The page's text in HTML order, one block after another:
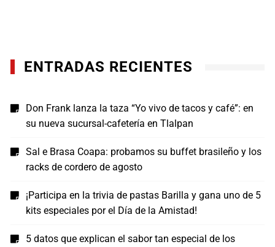
ENTRADAS RECIENTES
Don Frank lanza la taza “Yo vivo de tacos y café”: en
su nueva sucursal-cafetería en Tlalpan
Sal e Brasa Coapa: probamos su buffet brasileño y los
racks de cordero de agosto
¡Participa en la trivia de pastas Barilla y gana uno de 5
kits especiales por el Día de la Amistad!
5 datos que explican el sabor tan especial de los